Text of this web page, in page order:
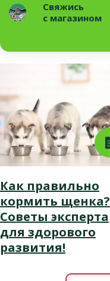
Свяжись
с магазином
Как правильно
кормить щенка?
Советы эксперта
для здорового
развития!